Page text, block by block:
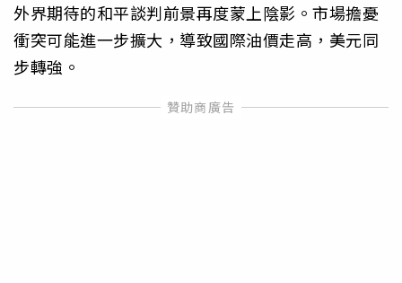
外界期待的和平談判前景再度蒙上陰影。市場擔憂
衝突可能進一步擴大，導致國際油價走高，美元同
步轉強。